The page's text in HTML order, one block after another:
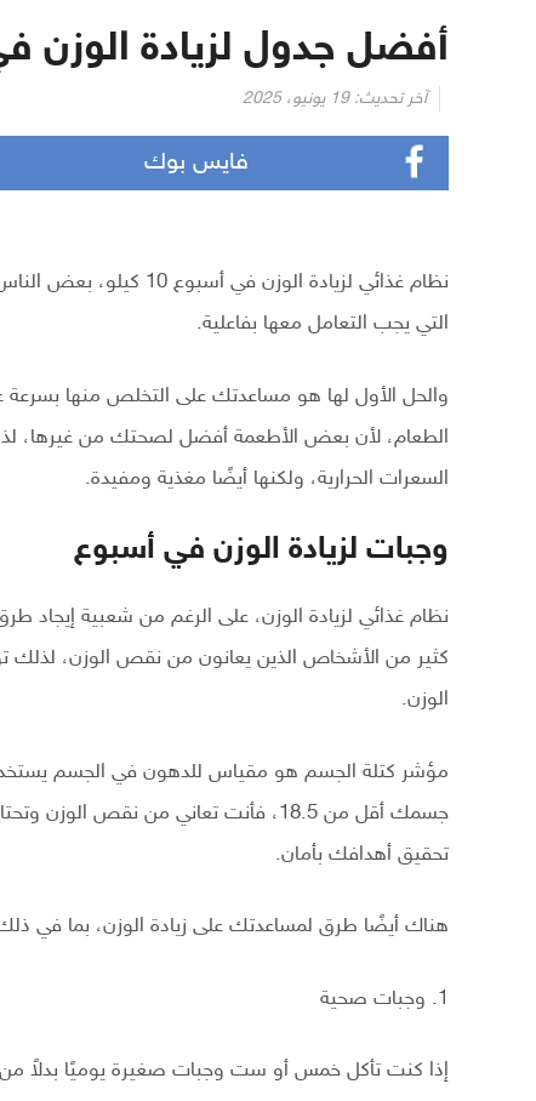
أفضل جدول لزيادة الوزن في
آخر تحديث: 19 يونيو، 2025
فايس بوك
نظام غذائي لزيادة
التي يجب التعامل معها بفاعلية.
والحل الأول لها هو مساعدتك على التخلص منها بسرعة
الطعام، لأن بعض الأطعمة أفضل لصحتك من غيرها،
السعرات الحرارية، ولكنها أيضًا مغذية ومفيدة.
وجبات لزيادة الوزن في أسبوع
نظام غذائي لزيادة الوزن، على الرغم من شعبية إيجاد
كثير من الأشخاص الذين يعانون من نقص الوزن، لذلك
الوزن.
مؤشر كتلة الجسم هو مقياس للدهون في الجسم
جسمك أقل من 18.5، فأنت تعاني من نقص
تحقيق أهدافك بأمان.
هناك أيضًا طرق لمساعدتك على زيادة الوزن، بما في
1. وجبات صحية
إذا كنت تأكل خمس أو ست وجبات صغيرة يوميًا بدلاً من